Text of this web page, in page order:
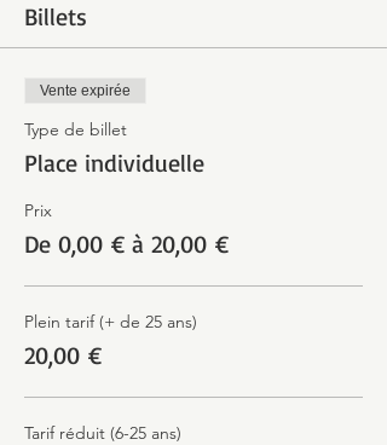
Billets
Vente expirée
Type de billet
Place individuelle
Prix
De 0,00 € à 20,00 €
Plein tarif (+ de 25 ans)
20,00 €
Tarif réduit (6-25 ans)